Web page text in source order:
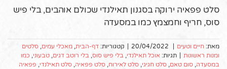
סלט פפאיה ירוקה בסגנון תאילנדי שכולם אוהבים, בלי פיש
סוס, חריף וחמצמץ כמו במסעדה
מאת: חיים וטעים 20/04/2022 קטגוריות: דף-הבית, מאכלי עמים, סלטים
ומנות ראשונות
תגיות: אוכל תאילנדי, בלי פיש סוס, בלי רוטב דגים, טבעוני, כמו
במסעדה, סום טאם, סלט חגיגי, סלט לאירוח, סלט פפאיה, סלט תאילנדי, פפאיה